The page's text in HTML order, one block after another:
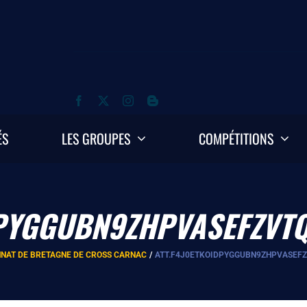
LES GROUPES COMPÉTITIONS
DE BRETAGNE DE CROSS CARNAC